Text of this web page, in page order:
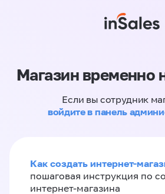
Магазин временно
Если вы сотрудник
войдите в панель
Как создать интернет-
пошаговая инструкция по
интернет-магазина